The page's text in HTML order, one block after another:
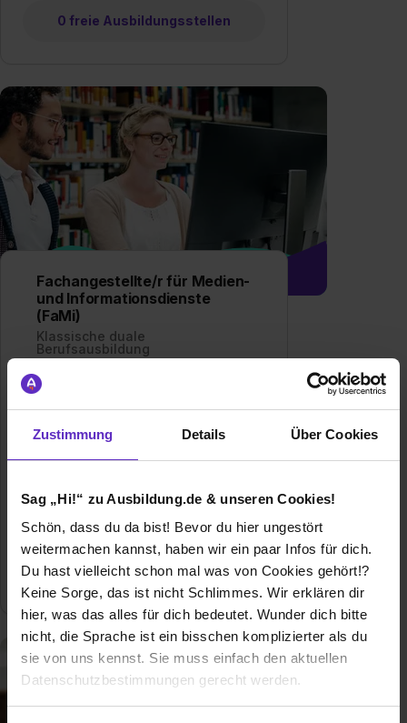
Zustimmung Details Über Cookies
Sag „Hi!“ zu Ausbildung.de & unseren Cookies!
Schön, dass du da bist! Bevor du hier ungestört
weitermachen kannst, haben wir ein paar Infos für dich.
Du hast vielleicht schon mal was von Cookies gehört!?
Keine Sorge, das ist nicht Schlimmes. Wir erklären dir
hier, was das alles für dich bedeutet. Wunder dich bitte
nicht, die Sprache ist ein bisschen komplizierter als du
sie von uns kennst. Sie muss einfach den aktuellen
Datenschutzbestimmungen gerecht werden.
0 freie Ausbildungsstellen
Fachangestellte/r für Medien-
und Informationsdienste
(FaMi)
Klassische duale
Berufsausbildung
Ausbildung zur Fachangestellten für
Medien- und Informationsdienste -
Finde hier freie Ausbildungsplätze und
0 freie Ausbildungsstellen